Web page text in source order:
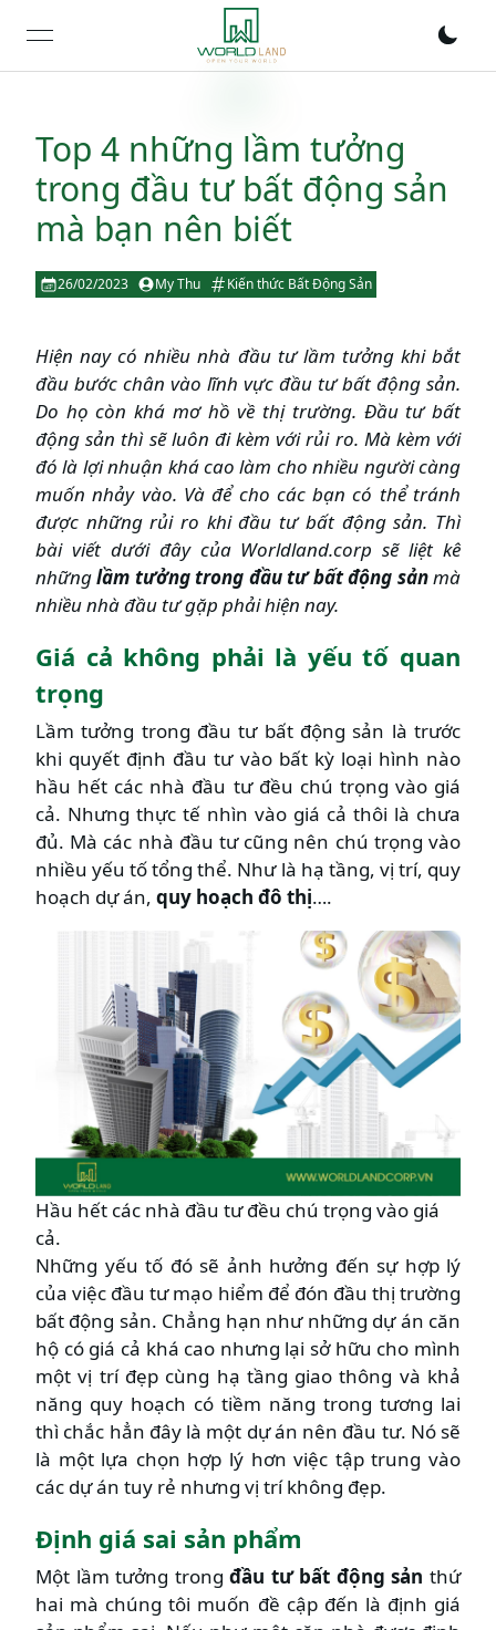
open navigation menu
Top 4 những lầm tưởng
trong đầu tư bất động sản
mà bạn nên biết
26/02/2023 My Thu Kiến thức Bất Động Sản
Hiện nay có nhiều nhà đầu tư lầm tưởng khi bắt
đầu bước chân vào lĩnh vực đầu tư bất động sản.
Do họ còn khá mơ hồ về thị trường. Đầu tư bất
động sản thì sẽ luôn đi kèm với rủi ro. Mà kèm với
đó là lợi nhuận khá cao làm cho nhiều người càng
muốn nhảy vào. Và để cho các bạn có thể tránh
được những rủi ro khi đầu tư bất động sản. Thì
bài viết dưới đây của Worldland.corp sẽ liệt kê
nhữnglầm tưởng trong đầu tư bất động sảnmà
nhiều nhà đầu tư gặp phải hiện nay.
Giá cả không phải là yếu tố quan
trọng
Lầm tưởng trong đầu tư bất động sản là trước
khi quyết định đầu tư vào bất kỳ loại hình nào
hầu hết các nhà đầu tư đều chú trọng vào giá
cả. Nhưng thực tế nhìn vào giá cả thôi là chưa
đủ. Mà các nhà đầu tư cũng nên chú trọng vào
nhiều yếu tố tổng thể. Như là hạ tầng, vị trí, quy
hoạch dự án, quy hoạch đô thị….
Hầu hết các nhà đầu tư đều chú trọng vào giá
cả.
Những yếu tố đó sẽ ảnh hưởng đến sự hợp lý
của việc đầu tư mạo hiểm để đón đầu thị trường
bất động sản. Chẳng hạn như những dự án căn
hộ có giá cả khá cao nhưng lại sở hữu cho mình
một vị trí đẹp cùng hạ tầng giao thông và khả
năng quy hoạch có tiềm năng trong tương lai
thì chắc hẳn đây là một dự án nên đầu tư. Nó sẽ
là một lựa chọn hợp lý hơn việc tập trung vào
các dự án tuy rẻ nhưng vị trí không đẹp.
Định giá sai sản phẩm
Một lầm tưởng trongđầu tư bất động sản thứ
hai mà chúng tôi muốn đề cập đến là định giá